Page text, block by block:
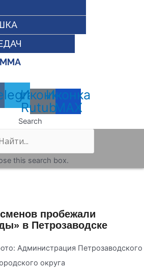
Иконка
Rutube
Иконка
MAX
Search
this search box.
пробежали
в Петрозаводске